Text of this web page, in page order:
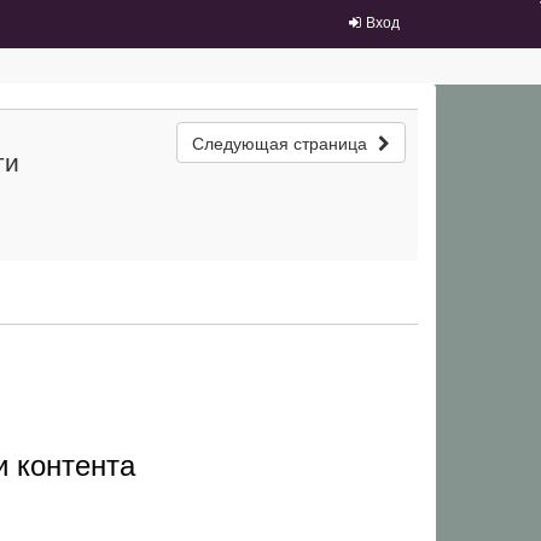
Вход
Следующая страница
контента